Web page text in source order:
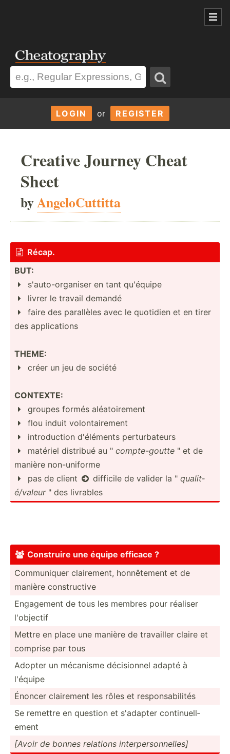
LOGIN or REGISTER
Creative Journey Cheat
Sheet
byAngeloCuttitta
 Récap.
BUT:
 s'auto­-or­ganiser en tant qu'équipe
 livrer le travail demandé

faire des parallèles avec le quotidien et en tirer
des applic­ations
THEME:
 créer un jeu de société
CONTEXTE:
 groupes formés aléato­irement
 flou induit volont­air­ement
 introd­uction d'éléments pertur­bateurs
 matériel distribué au " compte­-goutte" et de
manière non-un­iforme
 pas de client  difficile de valider la "qualit­
é/v­aleur" des livrables
 Construire une équipe efficace ?
Commun­­iquer clai­r­em­ent, honn­ê­te­ment et de
manière cons­t­ru­­ctive
Engagement de tous les membres pour réaliser
l'objectif
Mettre en place une manière de travailler claire et
comprise par tous
Adopter un mécanisme décisi­­onnel adapté à
l'équipe
Énoncer clai­r­em­ent les rôles et respon­­sa­b­i­lités
Se remettre en question et s'adapter cont­i­nu­­ell­­
ement
[Avoir de bonnes relations interp­ers­onn­elles]